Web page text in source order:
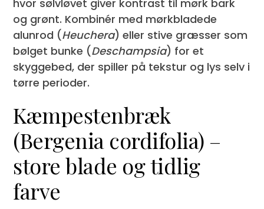
hvor sølvløvet giver kontrast til mørk bark
og grønt. Kombinér med mørkbladede
alunrod (Heuchera) eller stive græsser som
bølget bunke (Deschampsia) for et
skyggebed, der spiller på tekstur og lys selv i
tørre perioder.
Kæmpestenbræk
(Bergenia cordifolia) –
store blade og tidlig
farve